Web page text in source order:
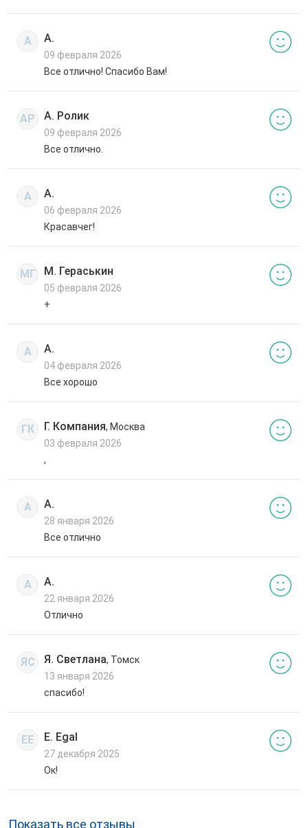
А А.
09 февраля 2026
Все отлично! Спасибо Вам!
АР А. Ролик
09 февраля 2026
Все отлично.
А А.
06 февраля 2026
Красавчег!
МГ М. Гераськин
05 февраля 2026
+
А А.
04 февраля 2026
Все хорошо
ГК Г. Компания, Москва
03 февраля 2026
,
А А.
28 января 2026
Все отлично
А А.
22 января 2026
Отлично
ЯС Я. Светлана, Томск
13 января 2026
спасибо!
EE E. Egal
27 декабря 2025
Ок!
Показать все отзывы